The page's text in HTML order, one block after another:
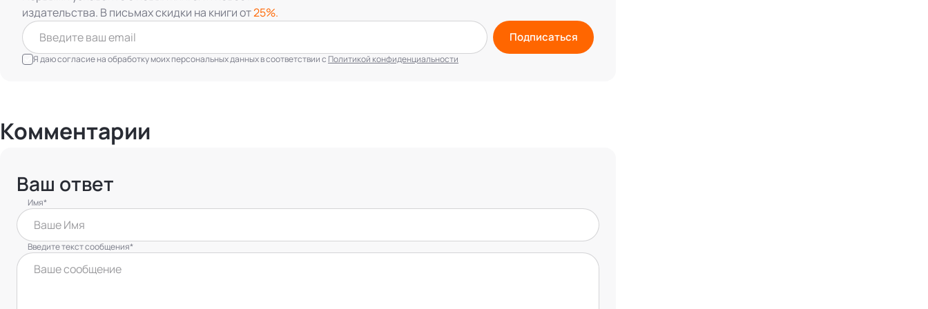
издательства. В письмах скидки на книги от25%.
Подписаться
Я даю согласие на обработку моих персональных данных в соответствии с Политикой конфиденциальности
Комментарии
Ваш ответ
Имя*
Введите текст сообщения*